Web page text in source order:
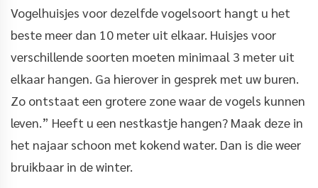
Vogelhuisjes voor dezelfde vogelsoort hangt u het
beste meer dan 10 meter uit elkaar. Huisjes voor
verschillende soorten moeten minimaal 3 meter uit
elkaar hangen. Ga hierover in gesprek met uw buren.
Zo ontstaat een grotere zone waar de vogels kunnen
leven.” Heeft u een nestkastje hangen? Maak deze in
het najaar schoon met kokend water. Dan is die weer
bruikbaar in de winter.